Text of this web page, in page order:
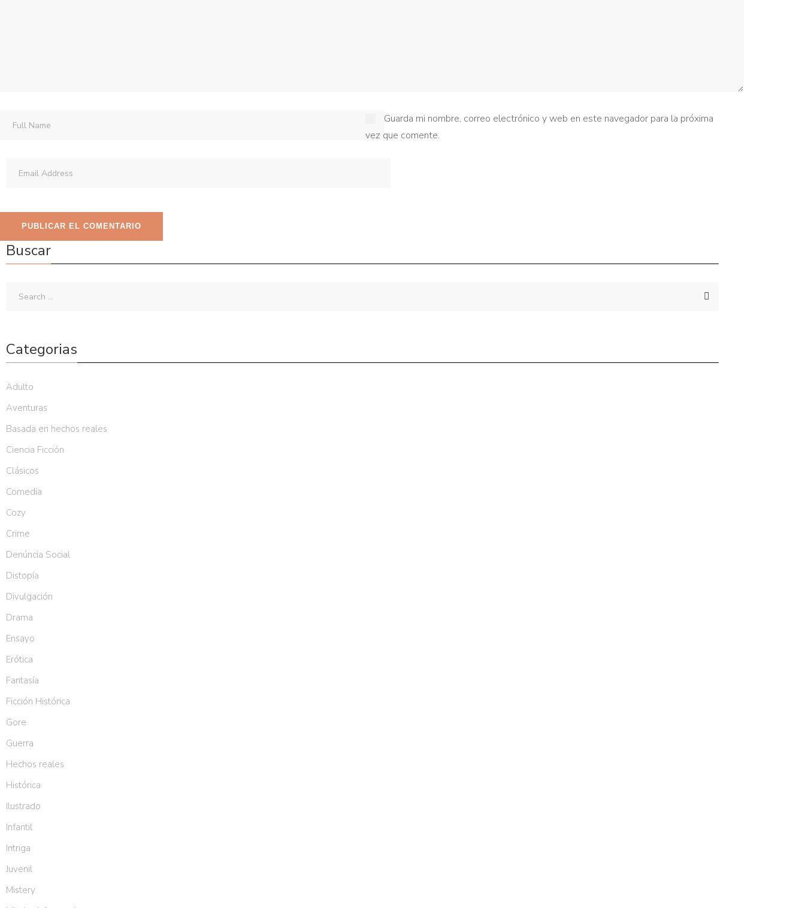
Guarda mi nombre, correo electrónico y web en este navegador para la próxima
vez que comente.
Buscar
Categorias
Adulto
Aventuras
Basada en hechos reales
Ciencia Ficción
Clásicos
Comedia
Cozy
Crime
Denúncia Social
Distopía
Divulgación
Drama
Ensayo
Erótica
Fantasía
Ficción Histórica
Gore
Guerra
Hechos reales
Histórica
Ilustrado
Infantil
Intriga
Juvenil
Mistery